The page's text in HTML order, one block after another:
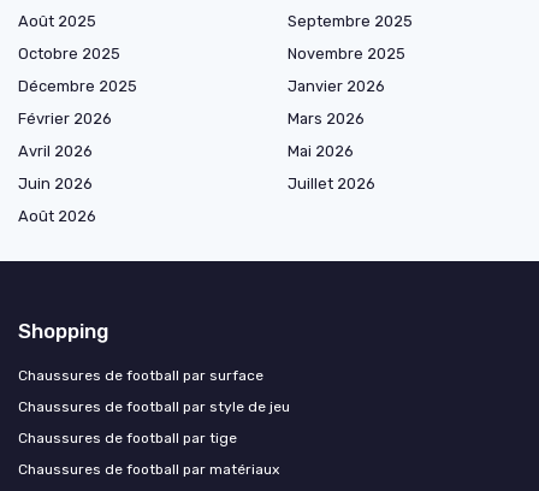
Août 2025
Septembre 2025
Octobre 2025
Novembre 2025
Décembre 2025
Janvier 2026
Février 2026
Mars 2026
Avril 2026
Mai 2026
Juin 2026
Juillet 2026
Août 2026
Shopping
Chaussures de football par surface
Chaussures de football par style de jeu
Chaussures de football par tige
Chaussures de football par matériaux